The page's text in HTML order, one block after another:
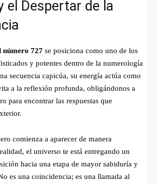
el Despertar de la
número 727 se posiciona como uno de los
y potentes dentro de la numerología
secuencia capicúa, su energía actúa como
a la reflexión profunda, obligándonos a
para encontrar las respuestas que
comienza a aparecer de manera
el universo te está entregando un
hacia una etapa de mayor sabiduría y
es una coincidencia; es una llamada al